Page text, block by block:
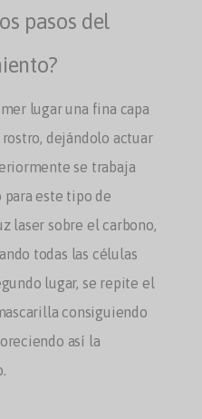
pasos del
lugar una fina capa
dejándolo actuar
se trabaja
este tipo de
laser sobre el carbono,
todas las células
lugar, se repite el
consiguiendo
así la